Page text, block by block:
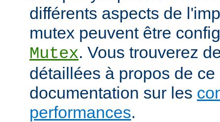
différents aspects de
mutex peuvent être
Mutex. Vous trouverez
détaillées à propos de
documentation sur les
performances.